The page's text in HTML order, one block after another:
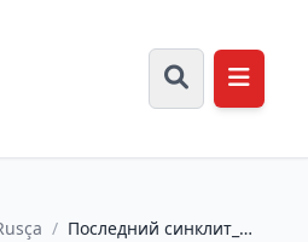
/ Последний синклит_